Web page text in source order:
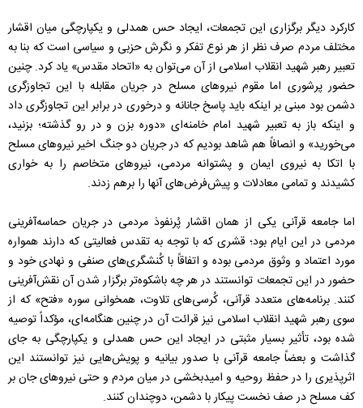
کارکرد دیگر برگزاری این تجمعات، ایجاد حس همدلی و یکپارچگی میان اقشار
مختلف مردم صرف نظر از هر نوع تفکر و نگرش حزبی و سیاسی است که بنا به
تعبیر رهبر شهید انقلاب اسلامی از آن می‌توان به «اتحاد مقدس» یاد کرد. چنین
حضور پرشوری اما مقوم نیروهای مسلح در جریان مقابله با این تجاوزگری
دشمن بود مبنی بر اینکه باید پاسخ جانانه و درخوری در برابر این تجاوزگری داد
و اینکه باز به تعبیر شهید امام خامنه‌ای «دوره بزن و در رو گذشته؛ بزنید،
می‌خورید» و انصافاً هم شاهد بودیم که در جریان دو جنگ اخیر نیروهای مسلح
با اتکا به نیروی ایمان و پشتوانه مردمی، نیروهای متخاصم را به خواری
کشیدند و تمامی معادلات و پیش‌فرض‌های آنها را برهم زدند.
اما جامعه قرآنی یکی از همان اقشار پُرنفوذ مردمی در جریان حماسه‌آفرینی
مردمی در این ایام بود؛ قشری که با توجه به تقدس فعالیتی که دارند همواره
مورد اعتماد و وثوق مردمی بوده و اتفاقاً با کُنشگری‌های صنفی و نهادی خود و
حضور در این تجمعات توانستند در هر چه باشکوه‌تر برگزار شدن آن نقش‌آفرینی
کنند. برنامه‌های متعدد قرآنی، کُرسی‌های تلاوت، همخوانی سوره «فتح» که از
سوی رهبر شهید انقلاب اسلامی نیز قرائت آن در چنین هنگامه‌ای، مؤکداً توصیه
شده بود، تأثیر بسیار مثبتی در ایجاد این حس همدلی و یکپارچگی به جای
گذاشت و بعضاً جامعه قرآنی با صدور بیانیه و پویش‌هایی نیز توانستند این
اثرپذیری را در حفظ روحیه و امیدبخشی در میان مردم و حتی نیروهای جان بر
کف مسلح در صف نخست پیکار با دشمن، دوچندان کنند.